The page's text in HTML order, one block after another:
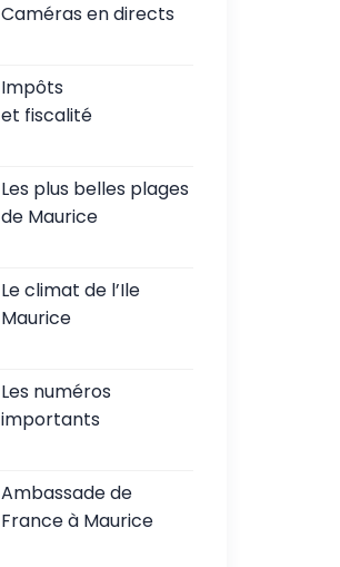
Caméras en directs
Impôts
et fiscalité
Les plus belles plages
de Maurice
Le climat de l’Ile
Maurice
Les numéros
importants
Ambassade de
France à Maurice